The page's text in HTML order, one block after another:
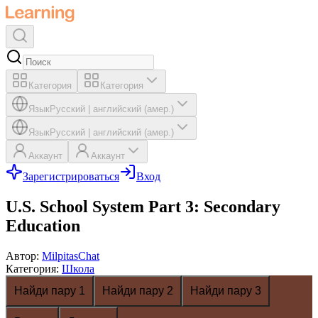
Категория Категория
ЯзыкРусский английский (амер.)
ЯзыкРусский английский (амер.)
Аккаунт Аккаунт
Зарегистрироваться Вход
U.S. School System Part 3: Secondary
Education
Автор: MilpitasChat
Категория: Школа
Найди пару 1
Найди пару 2 Найди пару 3